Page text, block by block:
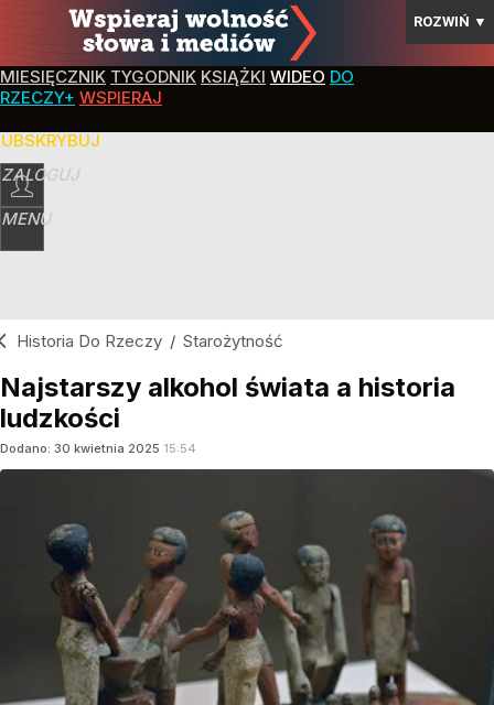
ROZWIŃ ▼
MIESIĘCZNIK TYGODNIK KSIĄŻKI WIDEO DO
RZECZY+ WSPIERAJ
ZALOGUJ
MENU
Historia Do Rzeczy / Starożytność
Najstarszy alkohol świata a historia
ludzkości
Dodano: 30 kwietnia 2025 15:54